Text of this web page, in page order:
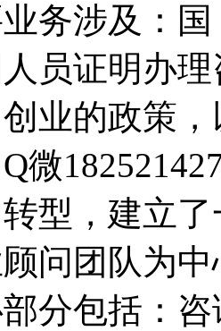
务涉及：
员证明办
业的政策
微
型，建立
问团队为
分包括：